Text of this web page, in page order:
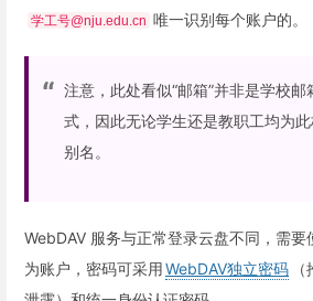
学工号@nju.edu.cn 唯一识别每个账户的。
注意，此处看似“邮箱”并非是学校
式，因此无论学生还是教职工均为
别名。
WebDAV 服务与正常登录云盘不同，需要
为账户，密码可采用WebDAV独立密码